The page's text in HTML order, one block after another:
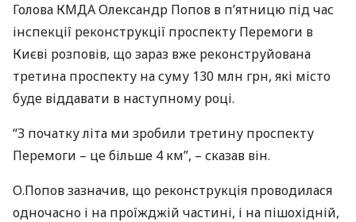
Голова КМДАОлександр Попов в п’ятницю під час
інспекції реконструкції проспекту Перемоги в
Києві розповів, що зараз вже реконструйована
третина проспекту на суму 130 млн грн, які місто
буде віддавати в наступному році.
“З початку літа ми зробили третину проспекту
Перемоги – це більше 4 км”, – сказав він.
О.Попов зазначив, що реконструкція проводилася
одночасно і на проїжджій частині, і на пішохідній,